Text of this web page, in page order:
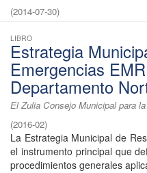
(2014-07-30)
LIBRO
Estrategia
Emergencias
Departamento
El Zulia Consejo Municipal para
(2016-02)
La Estrategia Municipal de
el instrumento principal que
procedimientos generales